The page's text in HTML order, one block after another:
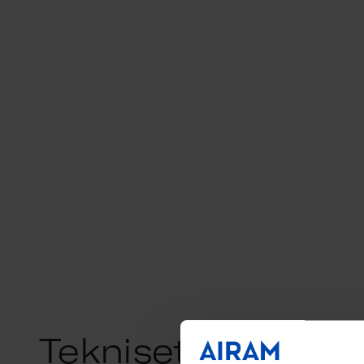
Tekniset tiedot